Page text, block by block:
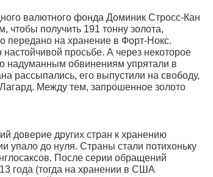
валютного фонда Доминик Стросс-Кан
получить 191 тонну золота,
передано на хранение в Форт-Нокс.
просьбе. А через некоторое
надуманным обвинениям упрятали в
рассыпались, его выпустили на свободу,
Между тем, запрошенное золото
доверие других стран к хранению
упало до нуля. Страны стали потихоньку
После серии обращений
года (тогда на хранении в США